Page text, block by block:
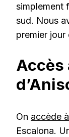
simplement
sud. Nous
premier jour
Accès
On accède
Escalona.